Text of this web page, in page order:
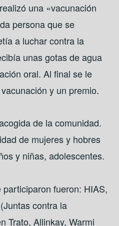
una «vacunación
persona que se
a luchar contra la
unas gotas de agua
oral. Al final se le
y un premio.
de la comunidad.
de mujeres y hobres
y niñas, adolescentes.
fueron: HIAS,
contra la
Trato, Allinkay, Warmi